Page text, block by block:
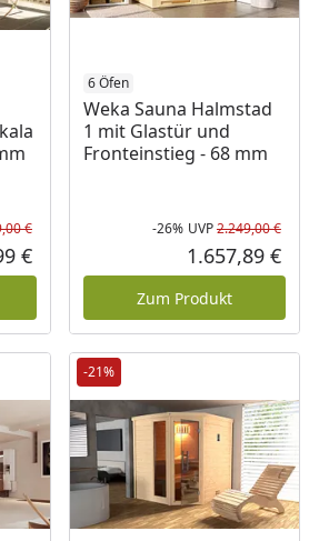
Rabatt in Prozent
Ursprünglicher Preis
€
Aktueller Preis
€
6 Öfen
Weka Sauna Halmstad
1 mit Glastür und
Fronteinstieg - 68 mm
-26% UVP2.249,00 €
1.657,89 €
Zum Produkt
-21%